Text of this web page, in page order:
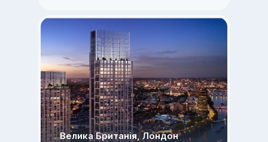
Велика Британія, Лондон